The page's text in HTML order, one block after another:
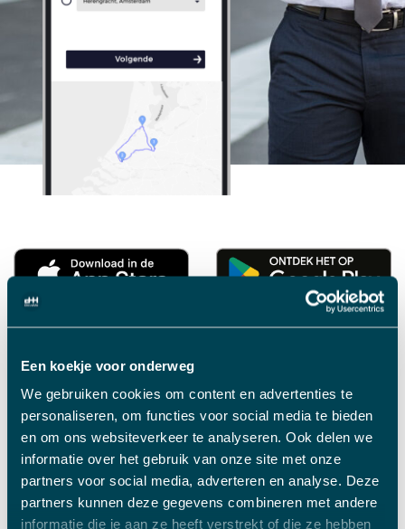
Een koekje voor onderweg
We gebruiken cookies om content en advertenties te
personaliseren, om functies voor social media te bieden
en om ons websiteverkeer te analyseren. Ook delen we
informatie over het gebruik van onze site met onze
partners voor social media, adverteren en analyse. Deze
partners kunnen deze gegevens combineren met andere
informatie die je aan ze heeft verstrekt of die ze hebben
Download
Rent
A
Bob
klanten-
app
voor
iOS
klanten-
app
voor
iOS
PASSENGER FEEDBACK